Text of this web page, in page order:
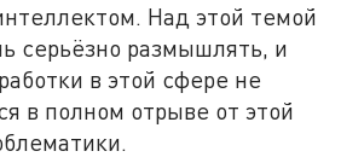
Над этой темой
серьёзно размышлять, и
в этой сфере не
в полном отрыве от этой